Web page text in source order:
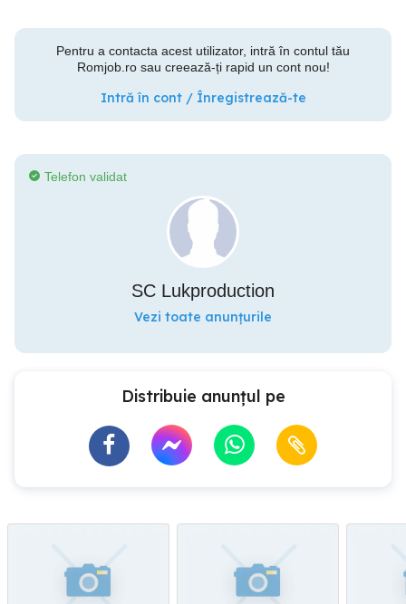
Pentru a contacta acest utilizator, intră în contul tău
Romjob.ro sau creează-ți rapid un cont nou!
Intră în cont / Înregistrează-te
Telefon validat
SC Lukproduction
Vezi toate anunțurile
Distribuie anunțul pe